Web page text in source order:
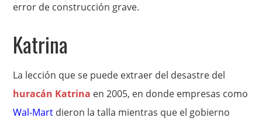
error de construcción grave.
Katrina
La lección que se puede extraer del desastre del
huracán Katrina en 2005, en donde empresas como
Wal-Mart dieron la talla mientras que el gobierno